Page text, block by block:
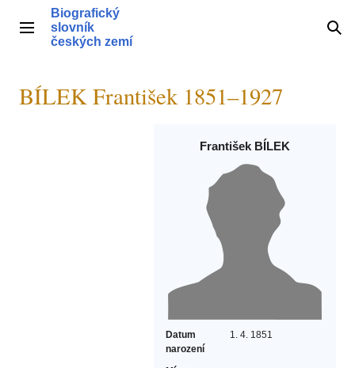
obsahHlavní menu
Biografický
slovník
českých zemí
BÍLEK František 1851–1927
František BÍLEK
Datum
narození
1. 4. 1851